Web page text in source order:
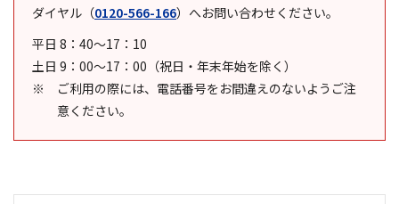
ダイヤル （0120-566-166） へお問い合わせください。
平日 8：40～17：10
土日 9：00～17：00（祝日・年末年始を除く）
ご利用の際には、電話番号をお間違えのないようご注
意ください。